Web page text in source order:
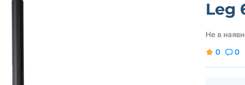
Leg
Не в
0 0